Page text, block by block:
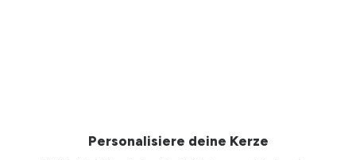
Personalisiere deine Kerze